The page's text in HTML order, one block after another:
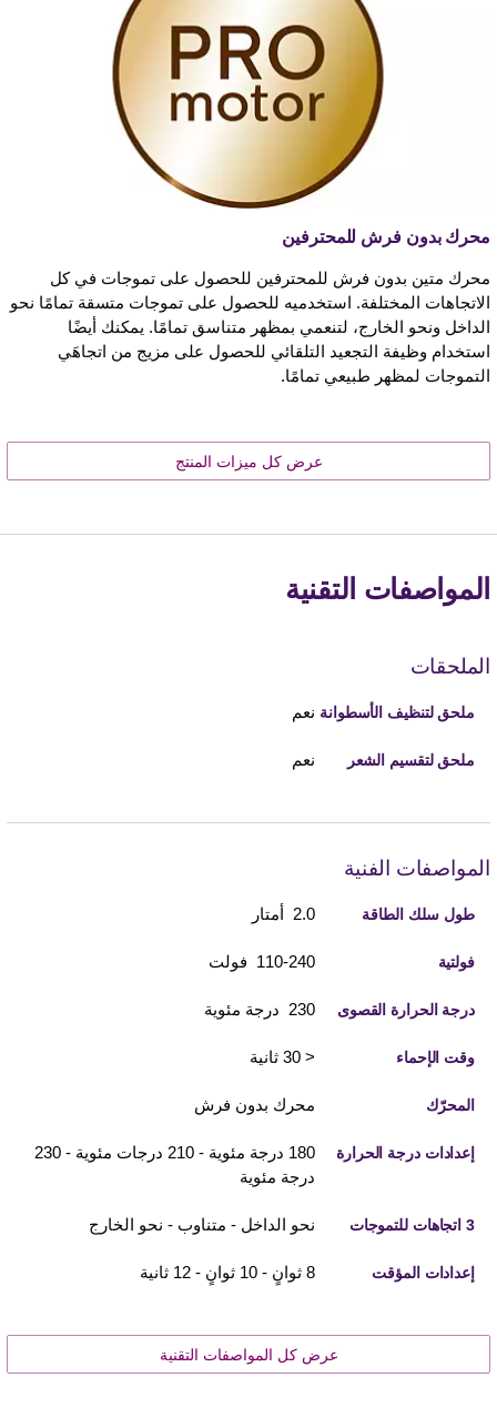
محرك بدون فرش للمحترفين
محرك متين بدون فرش للمحترفين للحصول على تموجات في كل
الاتجاهات المختلفة. استخدميه للحصول على تموجات متسقة تمامًا نحو
الداخل ونحو الخارج، لتنعمي بمظهر متناسق تمامًا. يمكنك أيضًا
استخدام وظيفة التجعيد التلقائي للحصول على مزيج من اتجاهَي
التموجات لمظهر طبيعي تمامًا.
عرض كل ميزات المنتج
المواصفات التقنية
الملحقات
ملحق لتنظيف الأسطوانة نعم
ملحق لتقسيم الشعر نعم
المواصفات الفنية
طول سلك الطاقة 2.0 أمتار
فولتية 110-240 فولت
درجة الحرارة القصوى 230 درجة مئوية
وقت الإحماء < 30 ثانية
المحرّك محرك بدون فرش
إعدادات درجة الحرارة
180 درجة مئوية - 210 درجات مئوية - 230
درجة مئوية
3 اتجاهات للتموجات نحو الداخل - متناوب - نحو الخارج
إعدادات المؤقت 8 ثوانٍ - 10 ثوانٍ - 12 ثانية
عرض كل المواصفات التقنية